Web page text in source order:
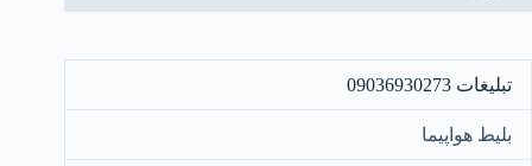
تبلیغات 09036930273
بلیط هواپیما